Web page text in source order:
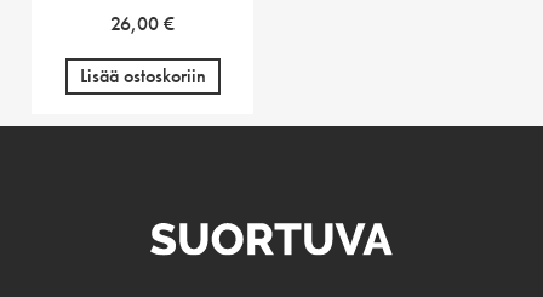
26,00€
Lisää ostoskoriin